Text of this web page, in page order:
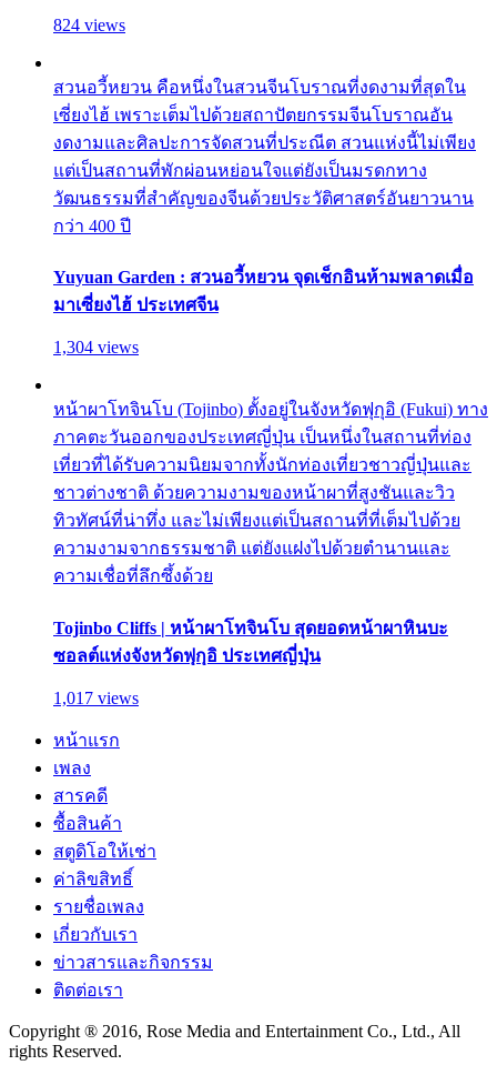
824 views
สวนอวี้หยวน คือหนึ่งในสวนจีนโบราณที่งดงามที่สุดใน
เซี่ยงไฮ้ เพราะเต็มไปด้วยสถาปัตยกรรมจีนโบราณอัน
งดงามและศิลปะการจัดสวนที่ประณีต สวนแห่งนี้ไม่เพียง
แต่เป็นสถานที่พักผ่อนหย่อนใจแต่ยังเป็นมรดกทาง
วัฒนธรรมที่สำคัญของจีนด้วยประวัติศาสตร์อันยาวนาน
กว่า 400 ปี
Yuyuan Garden : สวนอวี้หยวน จุดเช็กอินห้ามพลาดเมื่อ
มาเซี่ยงไฮ้ ประเทศจีน
1,304 views
หน้าผาโทจินโบ (Tojinbo) ตั้งอยู่ในจังหวัดฟุกุอิ (Fukui) ทาง
ภาคตะวันออกของประเทศญี่ปุ่น เป็นหนึ่งในสถานที่ท่อง
เที่ยวที่ได้รับความนิยมจากทั้งนักท่องเที่ยวชาวญี่ปุ่นและ
ชาวต่างชาติ ด้วยความงามของหน้าผาที่สูงชันและวิว
ทิวทัศน์ที่น่าทึ่ง และไม่เพียงแต่เป็นสถานที่ที่เต็มไปด้วย
ความงามจากธรรมชาติ แต่ยังแฝงไปด้วยตำนานและ
ความเชื่อที่ลึกซึ้งด้วย
Tojinbo Cliffs | หน้าผาโทจินโบ สุดยอดหน้าผาหินบะ
ซอลต์แห่งจังหวัดฟุกุอิ ประเทศญี่ปุ่น
1,017 views
หน้าแรก
เพลง
สารคดี
ซื้อสินค้า
สตูดิโอให้เช่า
ค่าลิขสิทธิ์
รายชื่อเพลง
เกี่ยวกับเรา
ข่าวสารและกิจกรรม
ติดต่อเรา
Copyright ® 2016, Rose Media and Entertainment Co., Ltd., All
rights Reserved.